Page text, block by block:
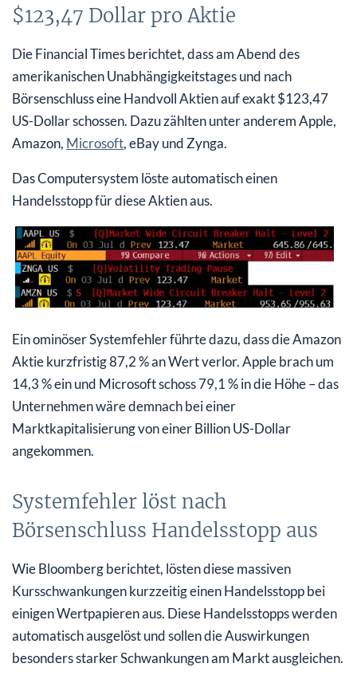
$123,47 Dollar pro Aktie
Die Financial Times berichtet, dass am Abend des
amerikanischen Unabhängigkeitstages und nach
Börsenschluss eine Handvoll Aktien auf exakt $123,47
US-Dollar schossen. Dazu zählten unter anderem Apple,
Amazon, Microsoft, eBay und Zynga.
Das Computersystem löste automatisch einen
Handelsstopp für diese Aktien aus.
Ein ominöser Systemfehler führte dazu, dass die Amazon
Aktie kurzfristig 87,2 % an Wert verlor. Apple brach um
14,3 % ein und Microsoft schoss 79,1 % in die Höhe – das
Unternehmen wäre demnach bei einer
Marktkapitalisierung von einer Billion US-Dollar
angekommen.
Systemfehler löst nach
Börsenschluss Handelsstopp aus
Wie Bloomberg berichtet, lösten diese massiven
Kursschwankungen kurzzeitig einen Handelsstopp bei
einigen Wertpapieren aus. Diese Handelsstopps werden
automatisch ausgelöst und sollen die Auswirkungen
besonders starker Schwankungen am Markt ausgleichen.